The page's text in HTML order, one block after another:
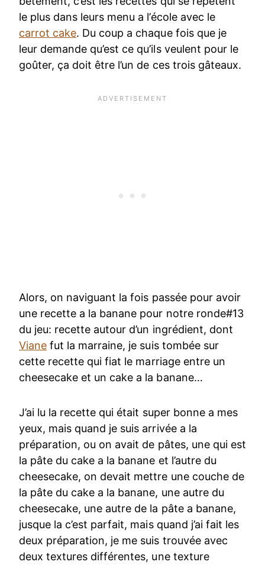
le plus dans leurs menu a l’école avec le
carrot cake. Du coup a chaque fois que je
leur demande qu’est ce qu’ils veulent pour le
goûter, ça doit être l’un de ces trois gâteaux.
Alors, on naviguant la fois passée pour avoir
une recette a la banane pour notre ronde#13
du jeu: recette autour d’un ingrédient, dont
Viane fut la marraine, je suis tombée sur
cette recette qui fiat le marriage entre un
cheesecake et un cake a la banane…
J’ai lu la recette qui était super bonne a mes
yeux, mais quand je suis arrivée a la
préparation, ou on avait de pâtes, une qui est
la pâte du cake a la banane et l’autre du
cheesecake, on devait mettre une couche de
la pâte du cake a la banane, une autre du
cheesecake, une autre de la pâte a banane,
jusque la c’est parfait, mais quand j’ai fait les
deux préparation, je me suis trouvée avec
deux textures différentes, une texture